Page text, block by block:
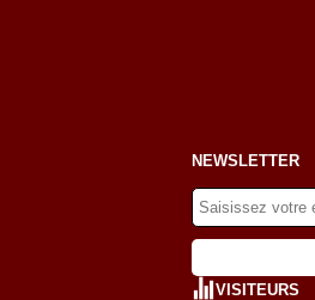
NEWSLETTER
VISITEURS